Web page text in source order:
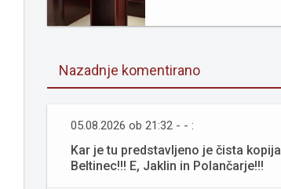
Nazadnje komentirano
05.08.2026 ob 21:32 - - :
Kar je tu predstavljeno je čista kopija
Beltinec!!! E, Jaklin in Polančarje!!!